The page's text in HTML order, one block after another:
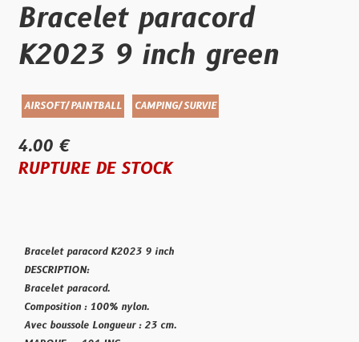
Bracelet paracord
K2023 9 inch green
AIRSOFT/PAINTBALL CAMPING/SURVIE
4.00 €
RUPTURE DE STOCK
Bracelet paracord K2023 9 inch
DESCRIPTION:
Bracelet paracord.
Composition : 100% nylon.
Avec boussole Longueur : 23 cm.